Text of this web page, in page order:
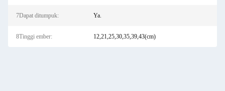
7Dapat ditumpuk: Ya.
8Tinggi ember: 12,21,25,30,35,39,43(cm)